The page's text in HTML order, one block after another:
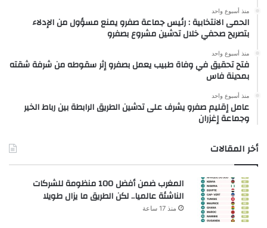
منذ أسبوع واحد
الحمى الانتخابية : رئيس جماعة صفرو يمنع مسؤول من الإدلاء
بتصريح صحفي خلال تدشين مشروع بصفرو
منذ أسبوع واحد
فتح تحقيق في وفاة طبيب يعمل بصفرو إثر سقوطه من شرفة شقته
بمدينة فاس
منذ أسبوع واحد
عامل إقليم صفرو يشرف على تدشين الطريق الرابطة بين رباط الخير
وجماعة إغزران
أخر المقالات
المغرب ضمن أفضل 100 منظومة للشركات
الناشئة عالميا.. لكن الطريق ما يزال طويلا
منذ 17 ساعة